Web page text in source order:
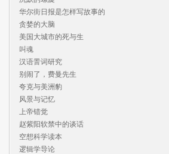
华尔街日报是怎样写故事的
贪婪的大脑
美国大城市的死与生
叫魂
汉语詈词研究
别闹了，费曼先生
夸克与美洲豹
风景与记忆
上帝错觉
赵紫阳软禁中的谈话
空想科学读本
逻辑学导论